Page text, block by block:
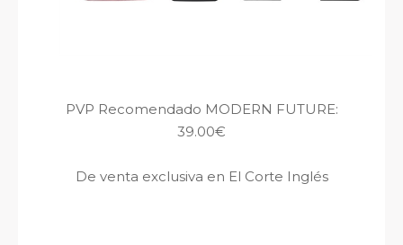
PVP Recomendado MODERN FUTURE:
39.00€
De venta exclusiva en El Corte Inglés